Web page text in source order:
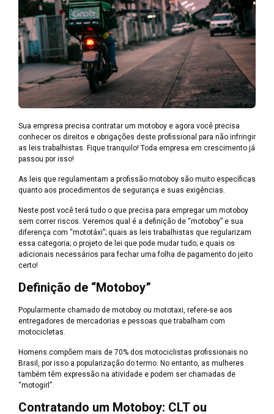
Sua empresa precisa contratar um motoboy e agora você precisa
conhecer os direitos e obrigações deste profissional para não infringir
as leis trabalhistas. Fique tranquilo! Toda empresa em crescimento já
passou por isso!
As leis que regulamentam a profissão motoboy são muito específicas
quanto aos procedimentos de segurança e suas exigências.
Neste post você terá tudo o que precisa para empregar um motoboy
sem correr riscos. Veremos qual é a definição de “motoboy” e sua
diferença com “mototáxi”; quais as leis trabalhistas que regularizam
essa categoria; o projeto de lei que pode mudar tudo; e quais os
adicionais necessários para fechar uma folha de pagamento do jeito
certo!
Definição de “Motoboy”
Popularmente chamado de motoboy ou mototaxi, refere-se aos
entregadores de mercadorias e pessoas que trabalham com
motocicletas.
Homens compõem mais de 70% dos motociclistas profissionais no
Brasil, por isso a popularização do termo. No entanto, as mulheres
também têm expressão na atividade e podem ser chamadas de
“motogirl”.
Contratando um Motoboy: CLT ou